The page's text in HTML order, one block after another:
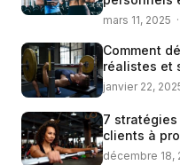
mars 11, 2025
Comment
réalistes et
janvier 22,
7
clients à
décembre 18,